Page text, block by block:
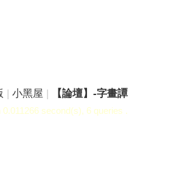
| 小黑屋 | 【論壇】-字畫譚
second(s), 6 queries .